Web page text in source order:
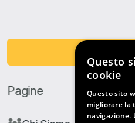
Pagine
Questo
cookie
Questo sito
migliorare la
navigazione.